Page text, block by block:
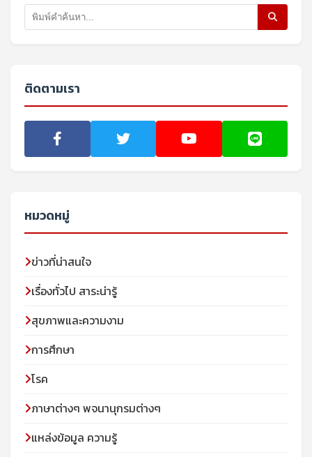
ติดตามเรา
หมวดหมู่
ข่าวที่น่าสนใจ
เรื่องทั่วไป สาระน่ารู้
สุขภาพและความงาม
การศึกษา
โรค
ภาษาต่างๆ พจนานุกรมต่างๆ
แหล่งข้อมูล ความรู้